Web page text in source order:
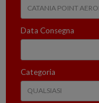
Data Consegna
Categoria